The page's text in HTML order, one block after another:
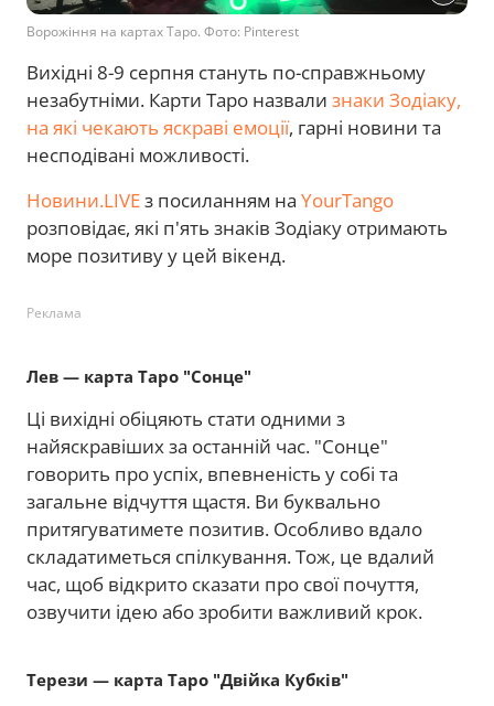
Ворожіння на картах Таро. Фото: Pinterest
Вихідні 8-9 серпня стануть по-справжньому
незабутніми. Карти Таро назвали знаки Зодіаку,
на які чекають яскраві емоції, гарні новини та
несподівані можливості.
Новини.LIVEз посиланням на YourTango
розповідає, які п'ять знаків Зодіаку отримають
море позитиву у цей вікенд.
Реклама
Лев — карта Таро "Сонце"
Ці вихідні обіцяють стати одними з
найяскравіших за останній час. "Сонце"
говорить про успіх, впевненість у собі та
загальне відчуття щастя. Ви буквально
притягуватимете позитив. Особливо вдало
складатиметься спілкування. Тож, це вдалий
час, щоб відкрито сказати про свої почуття,
озвучити ідею або зробити важливий крок.
Терези — карта Таро "Двійка Кубків"